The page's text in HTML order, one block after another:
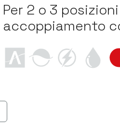
Per 2 o 3
accoppiamento